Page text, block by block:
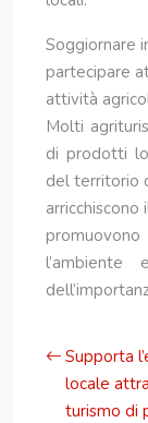
Soggiornare
partecipare
attività
Molti
di prodotti
del territorio
l’ambiente
Supporta
locale
turismo di